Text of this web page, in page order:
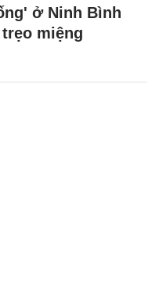
ở Ninh Bình
miệng